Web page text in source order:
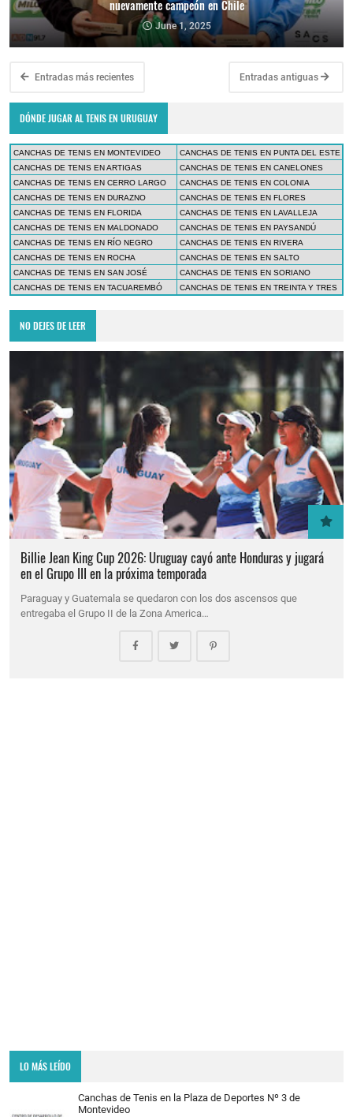
nuevamente campeón en Chile
June 1, 2025
Entradas más recientes Entradas antiguas
DÓNDE JUGAR AL TENIS EN URUGUAY
CANCHAS DE TENIS EN MONTEVIDEO
CANCHAS DE TENIS EN PUNTA DEL ESTE
CANCHAS DE TENIS EN ARTIGAS
CANCHAS DE TENIS EN CANELONES
CANCHAS DE TENIS EN CERRO LARGO
CANCHAS DE TENIS EN COLONIA
CANCHAS DE TENIS EN DURAZNO
CANCHAS DE TENIS EN FLORES
CANCHAS DE TENIS EN FLORIDA
CANCHAS DE TENIS EN LAVALLEJA
CANCHAS DE TENIS EN MALDONADO
CANCHAS DE TENIS EN PAYSANDÚ
CANCHAS DE TENIS EN RÍO NEGRO
CANCHAS DE TENIS EN RIVERA
CANCHAS DE TENIS EN ROCHA
CANCHAS DE TENIS EN SALTO
CANCHAS DE TENIS EN SAN JOSÉ
CANCHAS DE TENIS EN SORIANO
CANCHAS DE TENIS EN TACUAREMBÓ
CANCHAS DE TENIS EN TREINTA Y TRES
NO DEJES DE LEER
Billie Jean King Cup 2026: Uruguay cayó ante Honduras y jugará
en el Grupo III en la próxima temporada
Paraguay y Guatemala se quedaron con los dos ascensos que
entregaba el Grupo II de la Zona America…
LO MÁS LEÍDO
Canchas de Tenis en la Plaza de Deportes Nº 3 de
Montevideo